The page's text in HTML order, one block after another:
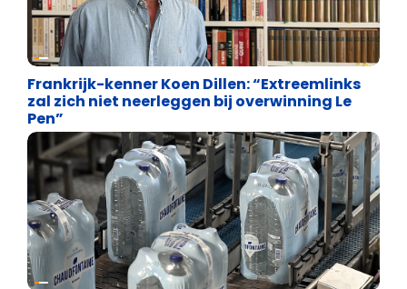
Internationale politiek
Frankrijk-kenner Koen Dillen: “Extreemlinks
zal zich niet neerleggen bij overwinning Le
Pen”
Vrijheid